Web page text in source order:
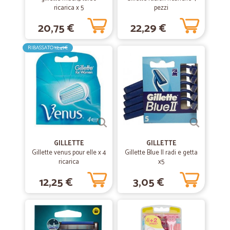
—Paolo D.
TOP!!!!!!!!!!!!!!!!!!!!!!!
16/02/2021
—Elif O.
Sono abbastanza contenta
Sono abbastanza contenta. I prezzi sono un po alti ma comprendibile
perche vi arriva a casa. Magari avessero venduto un po piu diversi
frutti e verdura.
09/01/2021
—Pier angelo roberto R.
Servizio eccellente
Servizio eccellente! Tempi rispettati.
—Olga O.
ricarica x 5
20,75 €
pezzi
22,29 €
RIBASSATO12,49€
GILLETTE
Gillette venus pour elle x 4
ricarica
12,25 €
GILLETTE
Gillette Blue II radi e getta
x5
3,05 €